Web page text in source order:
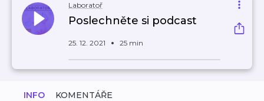
Laboratoř
Poslechněte si podcast
25. 12. 2021 25 min
INFO KOMENTÁŘE